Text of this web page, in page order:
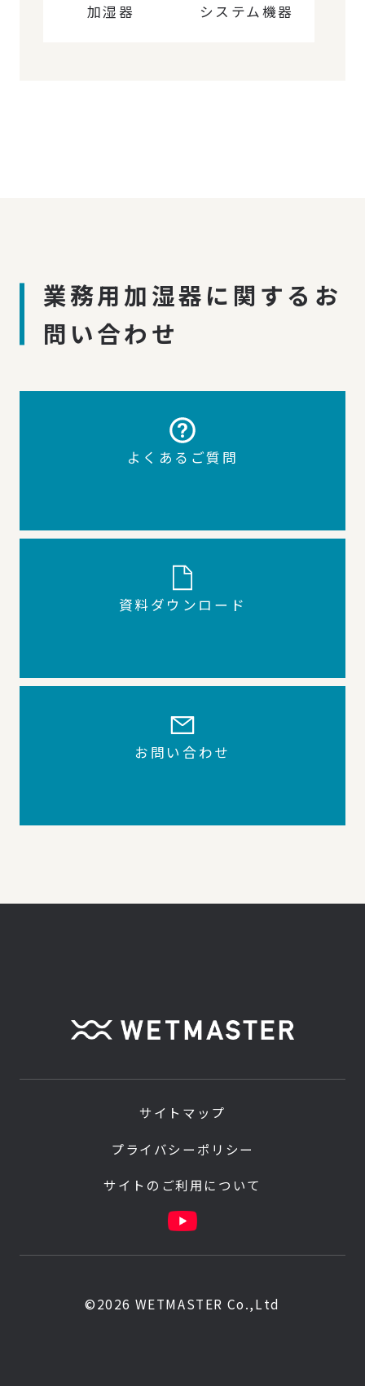
加湿器
システム機器
業務用加湿器に関するお
問い合わせ
よくあるご質問
資料ダウンロード
お問い合わせ
サイトマップ
プライバシーポリシー
サイトのご利用について
©2026 WETMASTER Co.,Ltd